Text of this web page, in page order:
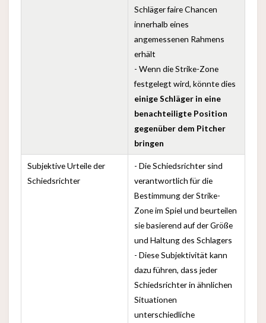
Schläger faire Chancen
innerhalb eines
angemessenen Rahmens
erhält
- Wenn die Strike-Zone
festgelegt wird, könnte dies
einige Schläger in eine
benachteiligte Position
gegenüber dem Pitcher
bringen
Subjektive Urteile der
Schiedsrichter
- Die Schiedsrichter sind
verantwortlich für die
Bestimmung der Strike-
Zone im Spiel und beurteilen
sie basierend auf der Größe
und Haltung des Schlagers
- Diese Subjektivität kann
dazu führen, dass jeder
Schiedsrichter in ähnlichen
Situationen
unterschiedliche